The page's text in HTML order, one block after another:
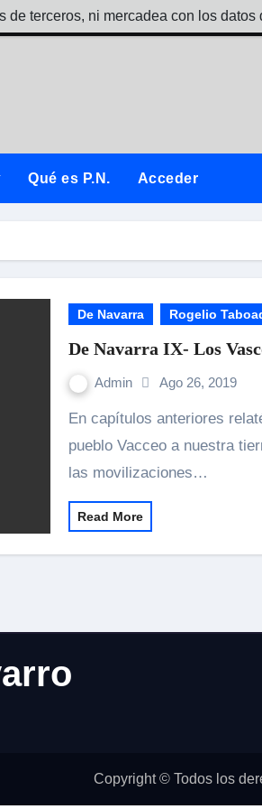
Qué es P.N. Acceder
De Navarra Rogelio
De Navarra IX- Los
Admin Ago 26, 2019
En capítulos anteriores relaté la migración del
pueblo Vacceo a nuestra
las movilizaciones…
Read More
Copyright © Todos los
de terceros, ni mercadea con los